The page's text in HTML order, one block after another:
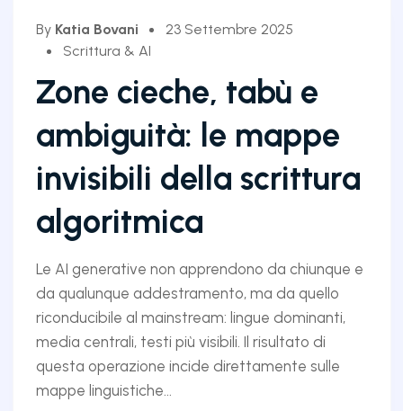
By Katia Bovani
23 Settembre 2025
Scrittura & AI
Zone cieche, tabù e
ambiguità: le mappe
invisibili della scrittura
algoritmica
Le AI generative non apprendono da chiunque e
da qualunque addestramento, ma da quello
riconducibile al mainstream: lingue dominanti,
media centrali, testi più visibili. Il risultato di
questa operazione incide direttamente sulle
mappe linguistiche...